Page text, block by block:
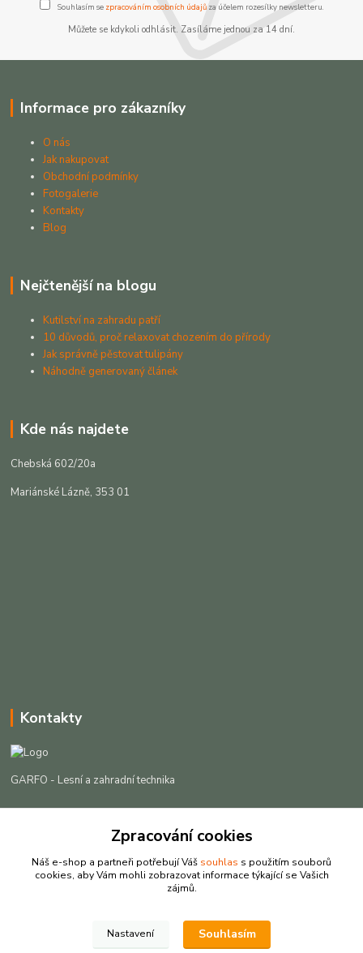
Souhlasím se zpracováním osobních údajůza účelem rozesílky newsletteru.
Můžete se kdykoli odhlásit. Zasíláme jednou za 14 dní.
Informace pro zákazníky
O nás
Jak nakupovat
Obchodní podmínky
Fotogalerie
Kontakty
Blog
Nejčtenější na blogu
Kutilství na zahradu patří
10 důvodů, proč relaxovat chozením do přírody
Jak správně pěstovat tulipány
Náhodně generovaný článek
Kde nás najdete
Chebská 602/20a
Mariánské Lázně, 353 01
Kontakty
GARFO - Lesní a zahradní technika
+420 725 301 044
info@garfo.cz
Zpracování cookies
Náš e-shop a partneři potřebují Váš souhlas s použitím souborů
cookies, aby Vám mohli zobrazovat informace týkající se Vašich
zájmů.
Nastavení Souhlasím